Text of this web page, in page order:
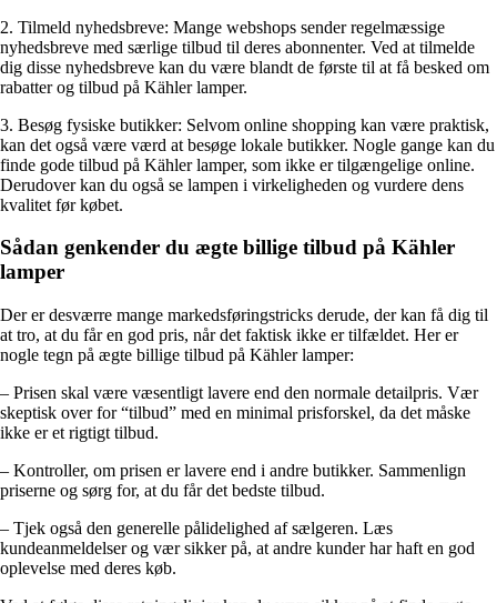
2. Tilmeld nyhedsbreve: Mange webshops sender regelmæssige
nyhedsbreve med særlige tilbud til deres abonnenter. Ved at tilmelde
dig disse nyhedsbreve kan du være blandt de første til at få besked om
rabatter og tilbud på Kähler lamper.
3. Besøg fysiske butikker: Selvom online shopping kan være praktisk,
kan det også være værd at besøge lokale butikker. Nogle gange kan du
finde gode tilbud på Kähler lamper, som ikke er tilgængelige online.
Derudover kan du også se lampen i virkeligheden og vurdere dens
kvalitet før købet.
Sådan genkender du ægte billige tilbud på Kähler
lamper
Der er desværre mange markedsføringstricks derude, der kan få dig til
at tro, at du får en god pris, når det faktisk ikke er tilfældet. Her er
nogle tegn på ægte billige tilbud på Kähler lamper:
– Prisen skal være væsentligt lavere end den normale detailpris. Vær
skeptisk over for “tilbud” med en minimal prisforskel, da det måske
ikke er et rigtigt tilbud.
– Kontroller, om prisen er lavere end i andre butikker. Sammenlign
priserne og sørg for, at du får det bedste tilbud.
– Tjek også den generelle pålidelighed af sælgeren. Læs
kundeanmeldelser og vær sikker på, at andre kunder har haft en god
oplevelse med deres køb.